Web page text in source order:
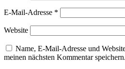
E-Mail-Adresse *
Website
Name, E-Mail-Adresse und
meinen nächsten Kommentar speichern.